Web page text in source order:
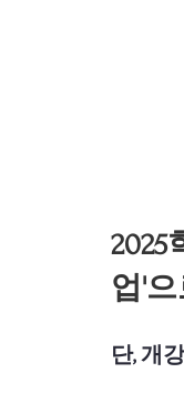
업'
단, 개